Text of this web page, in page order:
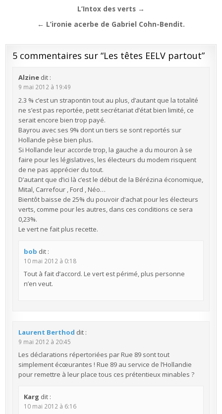
NavigationL’Intox des verts →
← L’ironie acerbe de Gabriel Cohn-Bendit.
5 commentaires sur “Les têtes EELV partout”
Alzine dit :
9 mai 2012 à 19:49
2.3 % c’est un strapontin tout au plus, d’autant que la totalité
ne s’est pas reportée, petit secrétariat d’état bien limité, ce
serait encore bien trop payé.
Bayrou avec ses 9% dont un tiers se sont reportés sur
Hollande pèse bien plus.
Si Hollande leur accorde trop, la gauche a du mouron à se
faire pour les législatives, les électeurs du modem risquent
de ne pas apprécier du tout.
D’autant que d’ici là c’est le début de la Bérézina économique,
Mital, Carrefour , Ford , Néo…
Bientôt baisse de 25% du pouvoir d’achat pour les électeurs
verts, comme pour les autres, dans ces conditions ce sera
0,23%.
Le vert ne fait plus recette.
bob dit :
10 mai 2012 à 0:18
Tout à fait d’accord. Le vert est périmé, plus personne
n’en veut.
Laurent Berthod dit :
9 mai 2012 à 20:45
Les déclarations répertoriées par Rue 89 sont tout
simplement écœurantes ! Rue 89 au service de l’Hollandie
pour remettre à leur place tous ces prétentieux minables ?
Karg dit :
10 mai 2012 à 6:16